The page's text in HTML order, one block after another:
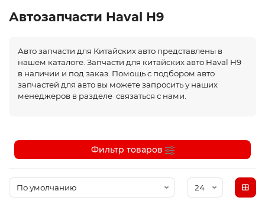
Автозапчасти Haval H9
Авто запчасти для Китайских авто представлены в
нашем каталоге. Запчасти для китайских авто Haval H9
в наличии и под заказ. Помощь с подбором авто
запчастей для авто вы можете запросить у наших
менеджеров в разделе связаться с нами.
Фильтр товаров